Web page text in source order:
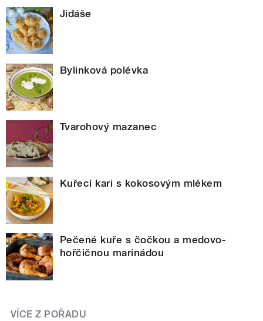
Jidáše
Bylinková polévka
Tvarohový mazanec
Kuřecí kari s kokosovým mlékem
Pečené kuře s čočkou a medovo-
hořčičnou marinádou
VÍCE Z POŘADU